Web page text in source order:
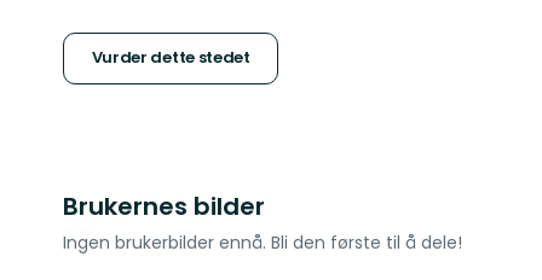
stjerner
Vurder dette stedet
Brukernes bilder
Ingen brukerbilder ennå. Bli den første til å dele!